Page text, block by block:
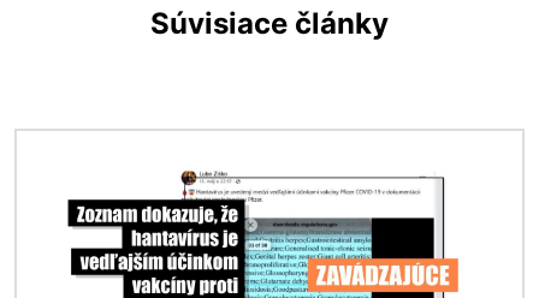
Súvisiace články